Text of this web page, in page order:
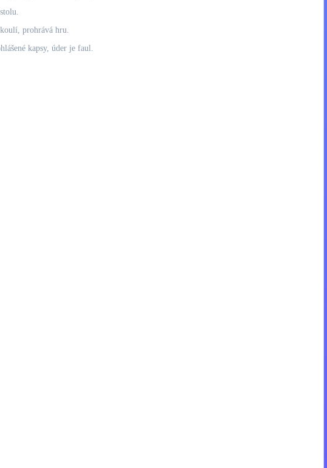
prohrává hru.
kapsy, úder je faul.